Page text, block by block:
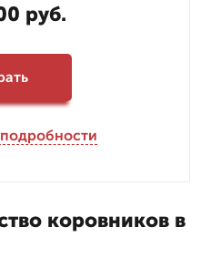
руб.
коровников в